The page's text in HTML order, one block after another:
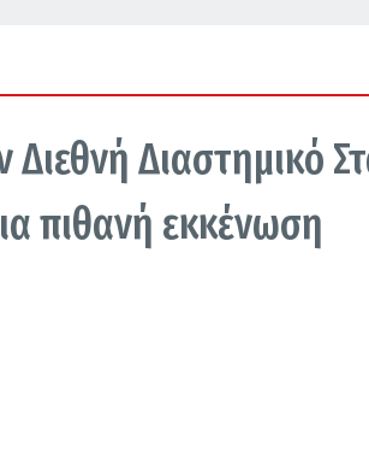
Διαστημικό
πιθανή εκκένωση